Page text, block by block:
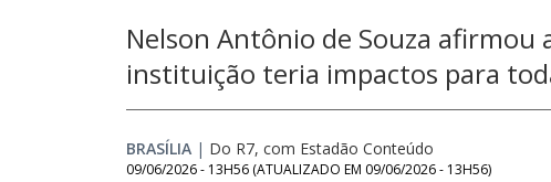
Nelson Antônio de Souza afirmou
instituição teria impactos para
BRASÍLIA | Do R7, com Estadão Conteúdo
09/06/2026 - 13H56 (ATUALIZADO EM 09/06/2026 - 13H56)